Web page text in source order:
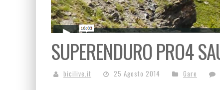
SUPERENDURO PRO4
bicilive.it 25 Agosto 2014 Gare